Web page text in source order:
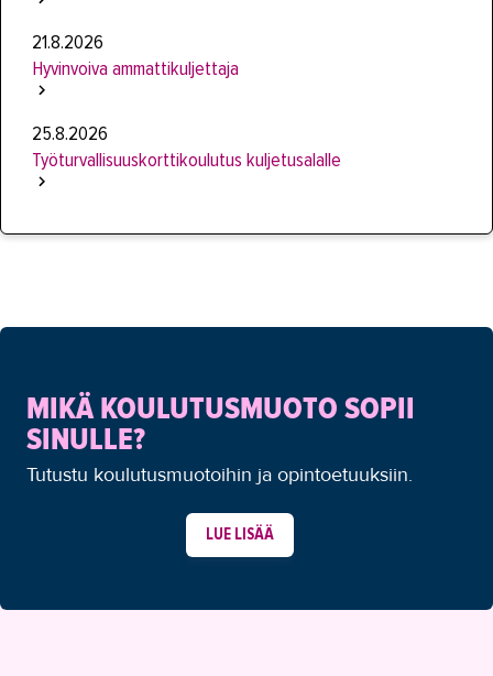
21.8.2026
Hyvinvoiva ammattikuljettaja
25.8.2026
Työturvallisuuskorttikoulutus kuljetusalalle
MIKÄ KOULUTUSMUOTO SOPII
SINULLE?
Tutustu koulutusmuotoihin ja opintoetuuksiin.
LUE LISÄÄ